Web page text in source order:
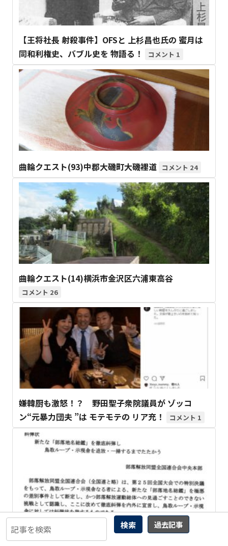
検索 過去記事
【王将社長 射殺事件】OFSと 上杉昌也氏の 蜜月は
同和利権史、バブル史を 物語る！
1
曲輪クエスト(93)中郡大磯町大磯裡道 24
曲輪クエスト(14)横浜市金沢区六浦東高谷
26
嫌韓厨も激怒！？ 野田聖子衆院議員が ゾッコ
ン“元暴力団夫 ”は モテモテの リア充！
1
全国連から「糾弾状」が送られてきました
14